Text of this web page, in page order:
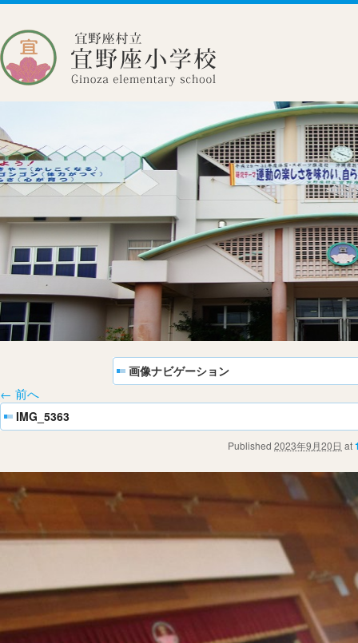
画像ナビゲーション
← 前へ
IMG_5363
Published 2023年9月20日 at